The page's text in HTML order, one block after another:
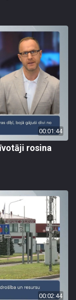
00:01:44
rosina
00:02:44